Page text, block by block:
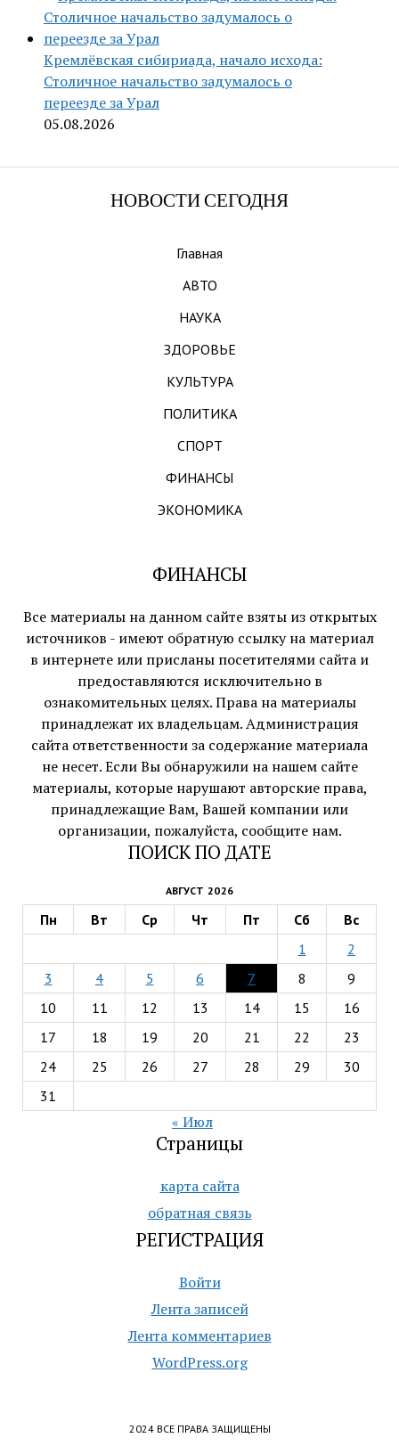
Кремлёвская сибириада, начало исхода:
Столичное начальство задумалось о
переезде за Урал
05.08.2026
НОВОСТИ СЕГОДНЯ
Главная
АВТО
НАУКА
ЗДОРОВЬЕ
КУЛЬТУРА
ПОЛИТИКА
СПОРТ
ФИНАНСЫ
ЭКОНОМИКА
ФИНАНСЫ
Все материалы на данном сайте взяты из открытых
источников - имеют обратную ссылку на материал
в интернете или присланы посетителями сайта и
предоставляются исключительно в
ознакомительных целях. Права на материалы
принадлежат их владельцам. Администрация
сайта ответственности за содержание материала
не несет. Если Вы обнаружили на нашем сайте
материалы, которые нарушают авторские права,
принадлежащие Вам, Вашей компании или
организации, пожалуйста, сообщите нам.
ПОИСК ПО ДАТЕ
АВГУСТ 2026
Пн Вт Ср Чт Пт Сб
Вс
1
2
3
4 5 6 7 8
9
10
11 12 13 14 15
16
17
18 19 20 21 22
23
24
25 26 27 28 29
30
31
« Июл
Страницы
карта сайта
обратная связь
РЕГИСТРАЦИЯ
Войти
Лента записей
Лента комментариев
WordPress.org
2024 ВСЕ ПРАВА ЗАЩИЩЕНЫ